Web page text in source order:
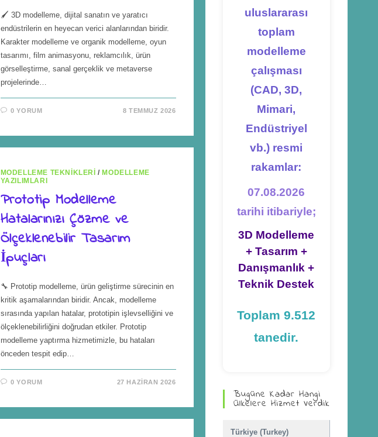
🖌️ 3D modelleme, dijital sanatın ve yaratıcı
endüstrilerin en heyecan verici alanlarından biridir.
Karakter modelleme ve organik modelleme, oyun
tasarımı, film animasyonu, reklamcılık, ürün
görselleştirme, sanal gerçeklik ve metaverse
projelerinde…
0 YORUM 8 TEMMUZ 2026
MODELLEME TEKNIKLERI / MODELLEME
YAZILIMLARI
Prototip Modelleme
Hatalarınızı Çözme ve
Ölçeklenebilir Tasarım
İpuçları
🔧 Prototip modelleme, ürün geliştirme sürecinin en
kritik aşamalarından biridir. Ancak, modelleme
sırasında yapılan hatalar, prototipin işlevselliğini ve
ölçeklenebilirliğini doğrudan etkiler. Prototip
modelleme yaptırma hizmetimizle, bu hataları
önceden tespit edip…
0 YORUM 27 HAZIRAN 2026
uluslararası
toplam
modelleme
çalışması
(CAD, 3D,
Mimari,
Endüstriyel
vb.) resmi
rakamlar:
07.08.2026
tarihi itibariyle;
3D Modelleme
+ Tasarım +
Danışmanlık +
Teknik Destek
Toplam 9.512
tanedir.
Bugüne Kadar Hangi
Ülkelere Hizmet Verdik
Türkiye (Turkey)